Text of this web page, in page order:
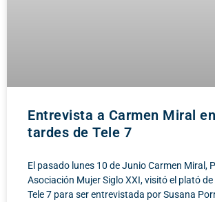
Entrevista a Carmen Miral
tardes de Tele 7
El pasado lunes 10 de Junio Carmen Miral,
Asociación Mujer Siglo XXI, visitó el plató
Tele 7 para ser entrevistada por Susana